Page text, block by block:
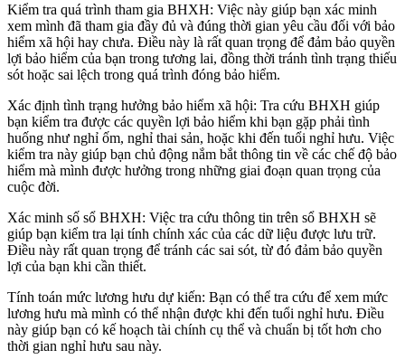
Kiểm tra quá trình tham gia BHXH: Việc này giúp bạn xác minh
xem mình đã tham gia đầy đủ và đúng thời gian yêu cầu đối với bảo
hiểm xã hội hay chưa. Điều này là rất quan trọng để đảm bảo quyền
lợi bảo hiểm của bạn trong tương lai, đồng thời tránh tình trạng thiếu
sót hoặc sai lệch trong quá trình đóng bảo hiểm.
Xác định tình trạng hưởng bảo hiểm xã hội: Tra cứu BHXH giúp
bạn kiểm tra được các quyền lợi bảo hiểm khi bạn gặp phải tình
huống như nghỉ ốm, nghỉ thai sản, hoặc khi đến tuổi nghỉ hưu. Việc
kiểm tra này giúp bạn chủ động nắm bắt thông tin về các chế độ bảo
hiểm mà mình được hưởng trong những giai đoạn quan trọng của
cuộc đời.
Xác minh số sổ BHXH: Việc tra cứu thông tin trên sổ BHXH sẽ
giúp bạn kiểm tra lại tính chính xác của các dữ liệu được lưu trữ.
Điều này rất quan trọng để tránh các sai sót, từ đó đảm bảo quyền
lợi của bạn khi cần thiết.
Tính toán mức lương hưu dự kiến: Bạn có thể tra cứu để xem mức
lương hưu mà mình có thể nhận được khi đến tuổi nghỉ hưu. Điều
này giúp bạn có kế hoạch tài chính cụ thể và chuẩn bị tốt hơn cho
thời gian nghỉ hưu sau này.